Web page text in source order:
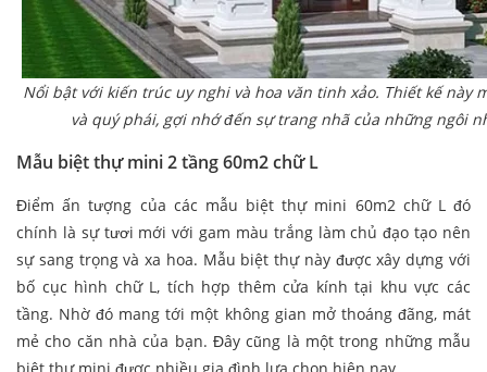
Nổi bật với kiến trúc uy nghi và hoa văn tinh xảo. Thiết kế này
và quý phái, gợi nhớ đến sự trang nhã của những ngôi
Mẫu biệt thự mini 2 tầng 60m2 chữ L
Điểm ấn tượng của các mẫu biệt thự mini 60m2 chữ L đó
chính là sự tươi mới với gam màu trắng làm chủ đạo tạo nên
sự sang trọng và xa hoa. Mẫu biệt thự này được xây dựng với
bố cục hình chữ L, tích hợp thêm cửa kính tại khu vực các
tầng. Nhờ đó mang tới một không gian mở thoáng đãng, mát
mẻ cho căn nhà của bạn. Đây cũng là một trong những mẫu